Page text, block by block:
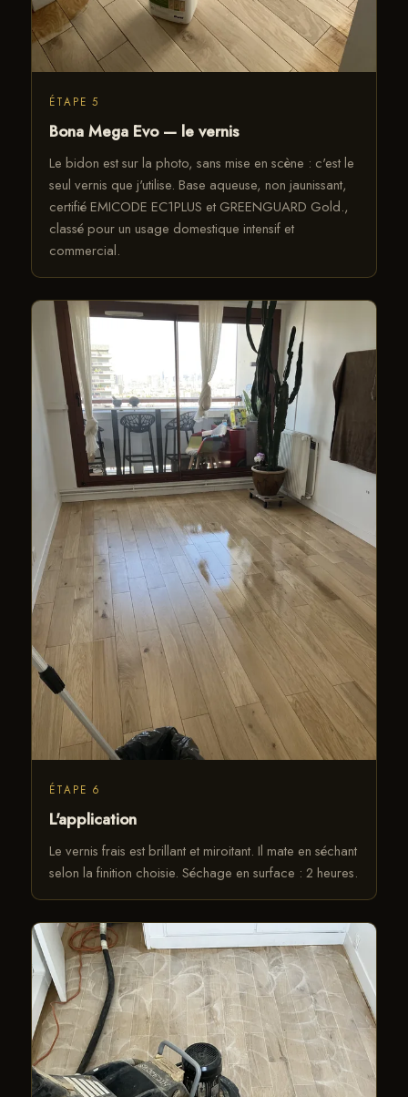
ÉTAPE 5
Bona Mega Evo — le vernis
Le bidon est sur la photo, sans mise en scène : c'est le
seul vernis que j'utilise. Base aqueuse, non jaunissant,
certifié EMICODE EC1PLUS et GREENGUARD Gold.,
classé pour un usage domestique intensif et
commercial.
ÉTAPE 6
L'application
Le vernis frais est brillant et miroitant. Il mate en séchant
selon la finition choisie. Séchage en surface : 2 heures.